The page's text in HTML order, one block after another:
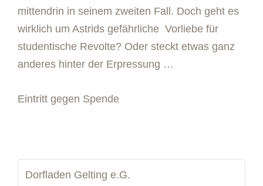
mittendrin in seinem zweiten Fall. Doch geht es
wirklich um Astrids gefährliche Vorliebe für
studentische Revolte? Oder steckt etwas ganz
anderes hinter der Erpressung …
Eintritt gegen Spende
Dorfladen Gelting e.G.